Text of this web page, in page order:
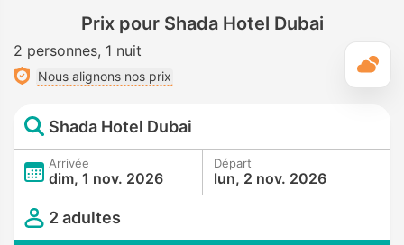
Prix pour Shada Hotel Dubai
2 personnes 1 nuit
Nous alignons nos prix
Shada Hotel Dubai
Arrivée
dim, 1 nov. 2026
Départ
lun, 2 nov. 2026
2 adultes